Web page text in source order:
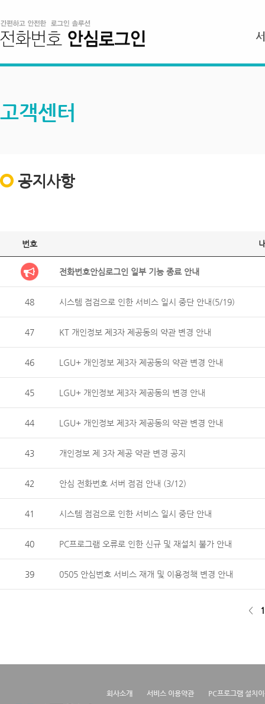
고객센터
공지사항
번호
전화번호안심로그인 일부 기능 종료 안내
48 시스템 점검으로 인한 서비스 일시 중단 안내(5/19)
47 KT 개인정보 제3자 제공동의 약관 변경 안내
46 LGU+ 개인정보 제3자 제공동의 약관 변경 안내
45 LGU+ 개인정보 제3자 제공동의 변경 안내
44 LGU+ 개인정보 제3자 제공동의 약관 변경 안내
43 개인정보 제 3자 제공 약관 변경 공지
42 안심 전화번호 서버 점검 안내 (3/12)
41 시스템 점검으로 인한 서비스 일시 중단 안내
40 PC프로그램 오류로 인한 신규 및 재설치 불가 안내
39 0505 안심번호 서비스 재개 및 이용정책 변경 안내
< 1
회사소개 서비스 이용약관 PC프로그램 설치